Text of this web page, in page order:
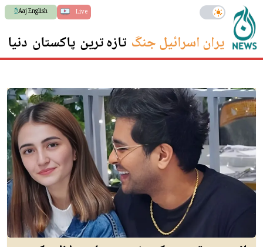
Live
Aaj English
ایران اسرائیل جنگ تازہ ترین پاکستان دنیا